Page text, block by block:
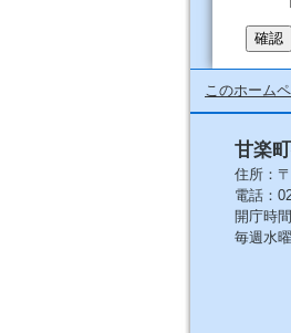
このホーム
甘楽
住所：
電話：
開庁時
毎週水